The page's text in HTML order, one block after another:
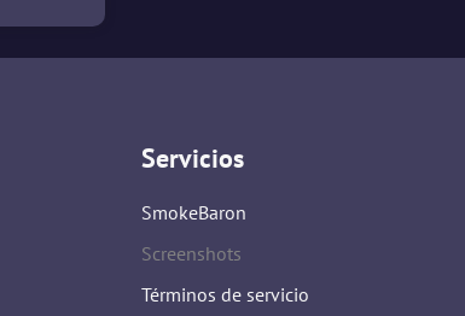
Servicios
SmokeBaron
Screenshots
Términos de servicio